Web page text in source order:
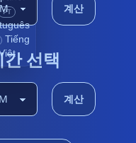
PT
Tiếng
계산
선택
계산